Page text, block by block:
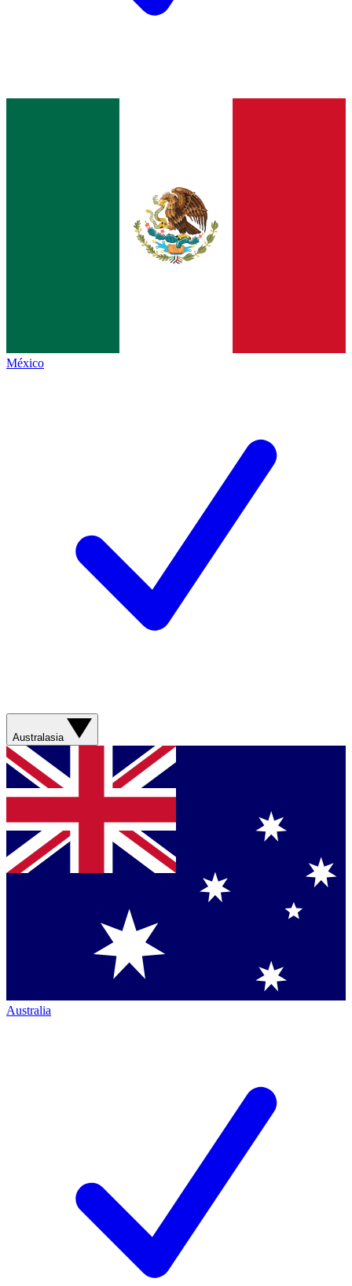
México
Australasia
Australia